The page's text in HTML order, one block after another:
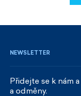
NEWSLETTER
Přidejte se k nám
a odměny.